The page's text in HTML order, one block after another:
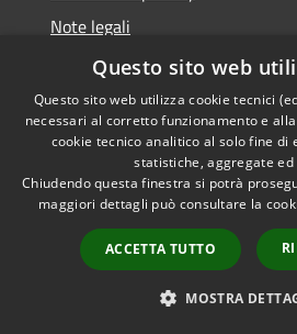
Note legali
Dichiarazione di accessibilità
RSS
Accessibilità
Mappa del sito
©
Questo sito web
Questo sito web utilizza cookie tecnici
necessari al corretto funzionamento e
cookie tecnico analitico al solo fine di
statistiche, aggregate ed
Chiudendo questa finestra si potrà
maggiori dettagli può consultare la
ACCETTA TUTTO
MOSTRA